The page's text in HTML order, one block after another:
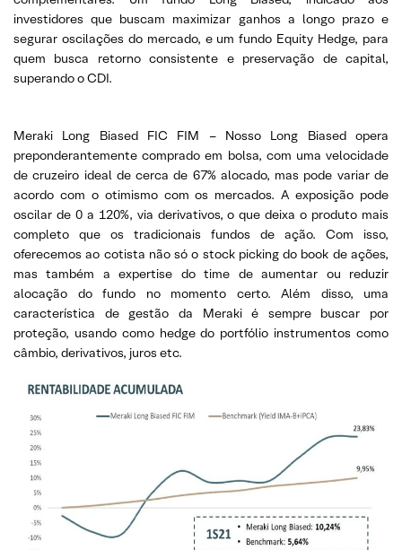
investidores que buscam maximizar ganhos a longo prazo e
segurar oscilações do mercado, e um fundo Equity Hedge, para
quem busca retorno consistente e preservação de capital,
superando o CDI.
Meraki Long Biased FIC FIM – Nosso Long Biased opera
preponderantemente comprado em bolsa, com uma velocidade
de cruzeiro ideal de cerca de 67% alocado, mas pode variar de
acordo com o otimismo com os mercados. A exposição pode
oscilar de 0 a 120%, via derivativos, o que deixa o produto mais
completo que os tradicionais fundos de ação. Com isso,
oferecemos ao cotista não só o stock picking do book de ações,
mas também a expertise do time de aumentar ou reduzir
alocação do fundo no momento certo. Além disso, uma
característica de gestão da Meraki é sempre buscar por
proteção, usando como hedge do portfólio instrumentos como
câmbio, derivativos, juros etc.